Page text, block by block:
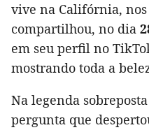
vive na Califórnia, nos
compartilhou, no dia
em seu perfil no
mostrando toda a
Na legenda
pergunta que